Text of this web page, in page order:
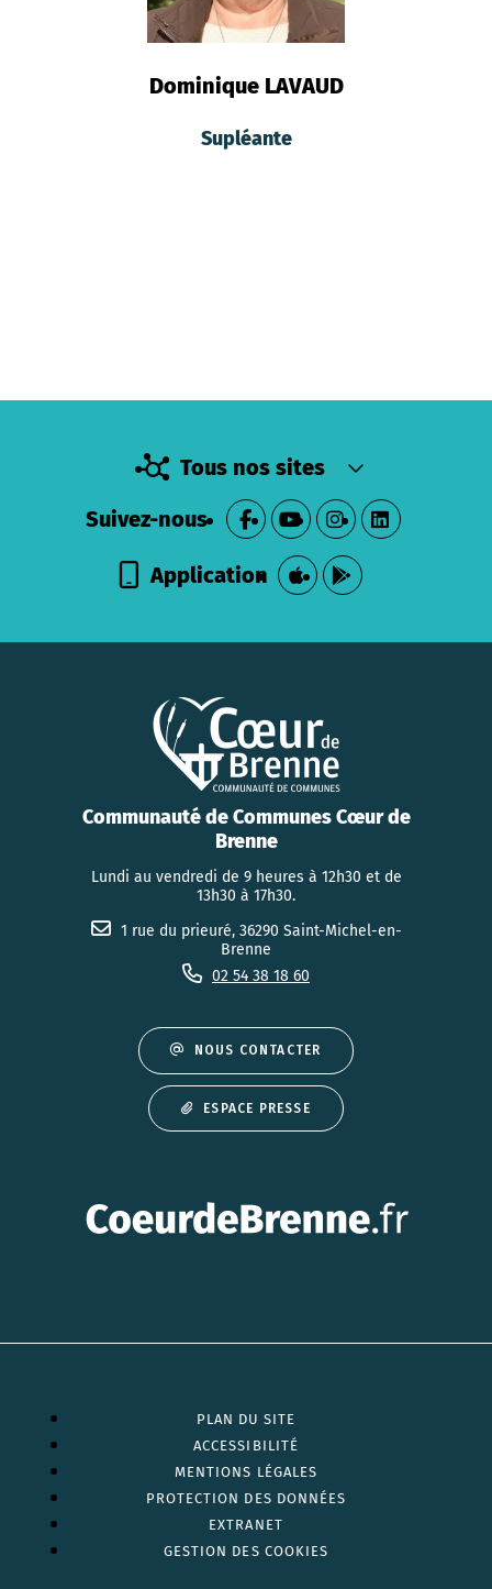
Dominique LAVAUD
Supléante
Tous nos sites
Suivez-nous
Application
Communauté de Communes Cœur de
Brenne
Lundi au vendredi de 9 heures à 12h30 et de
13h30 à 17h30.
1 rue du prieuré, 36290 Saint-Michel-en-
Brenne
02 54 38 18 60
NOUS CONTACTER
ESPACE PRESSE
PLAN DU SITE
ACCESSIBILITÉ
MENTIONS LÉGALES
PROTECTION DES DONNÉES
EXTRANET
GESTION DES COOKIES